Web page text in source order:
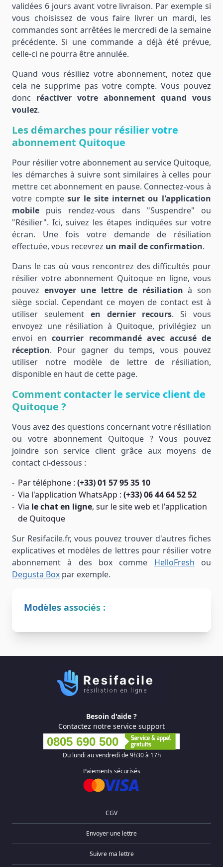
validées 6 jours avant votre livraison. Par exemple si
vous choisissez de vous faire livrer un mardi, les
commandes sont arrêtées le mercredi de la semaine
précédente. Si une commande a déjà été prévue,
celle-ci ne pourra être annulée.
Quand vous résiliez votre abonnement, notez que
cela ne supprime pas votre compte. Vous pouvez
donc réactiver votre abonnement quand vous
voulez.
Les démarches pour résilier votre
abonnement Quitoque
Pour résilier votre abonnement au service Quitoque,
les démarches à suivre sont similaires à celles pour
mettre cet abonnement en pause. Connectez-vous à
votre comptesur le site internet ou l'application
mobile puis rendez-vous dans "Suspendre" ou
"Résilier". Ici, suivez les étapes indiquées sur votre
écran. Une fois votre demande de résiliation
effectuée, vous recevrez un mail de confirmation.
Dans le cas où vous rencontrez des difficultés pour
résilier votre abonnement Quitoque en ligne, vous
pouvez envoyer une lettre de résiliation à son
siège social. Cependant ce moyen de contact est à
utiliser seulement en dernier recours. Si vous
envoyez une résiliation à Quitoque, privilégiez un
envoi encourrier recommandé avec accusé de
réception. Pour gagner du temps, vous pouvez
utiliser notre modèle de lettre de résiliation,
disponible en haut de cette page.
Comment contacter le service client de
Quitoque ?
Vous avez des questions concernant votre résiliation
ou votre abonnement Quitoque ? Vous pouvez
joindre son service client grâce aux moyens de
contact ci-dessous :
Par téléphone : (+33) 01 57 95 35 10
Via l'application WhatsApp : (+33) 06 44 64 52 52
Via le chat en ligne, sur le site web et l'application
de Quitoque
Sur Resifacile.fr, vous pouvez trouver d'autres fiches
explicatives et modèles de lettres pour résilier votre
abonnement à des box comme HelloFresh ou
Degusta Box par exemple.
Modèles associés :
Besoin d'aide ?
Contactez notre service support
0805 690 500
Du lundi au vendredi de 9h30 à 17h
Paiements sécurisés
CGV
Envoyer une lettre
Suivre ma lettre